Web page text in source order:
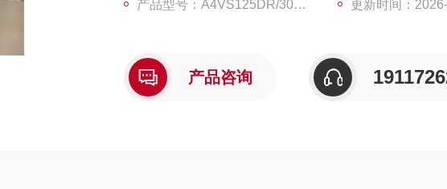
定子的偏心距实现的，而定于的最大偏心距为 5—9mm
产品型号：A4VS125DR/30R-PPB13N00 更新时间：
产品咨询